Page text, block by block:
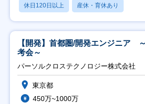
休日120日以上 産休・育休あり
【開発】首都圏/開発エンジニア
考会～
パーソルクロステクノロジー株式会社
東京都
450万~1000万